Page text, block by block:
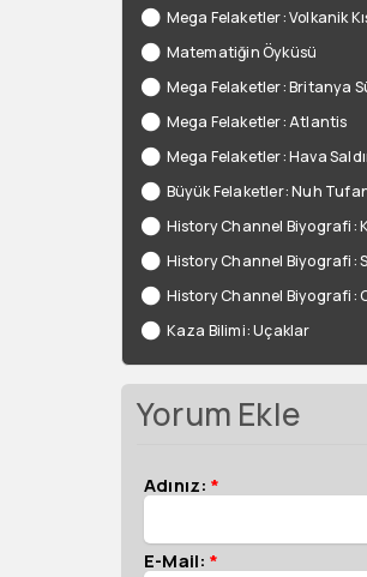
Mega Felaketler: Volkanik
Matematiğin Öyküsü
Mega Felaketler: Britanya
Mega Felaketler: Atlantis
Mega Felaketler: Hava
Büyük Felaketler: Nuh
History Channel Biyografi:
History Channel Biyografi:
History Channel Biyografi:
Kaza Bilimi: Uçaklar
Yorum Ekle
Adınız: *
E-Mail: *